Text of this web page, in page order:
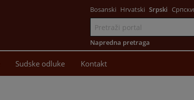
Bosanski Hrvatski Srpski Српски
Napredna pretraga
Sudske odluke Kontakt